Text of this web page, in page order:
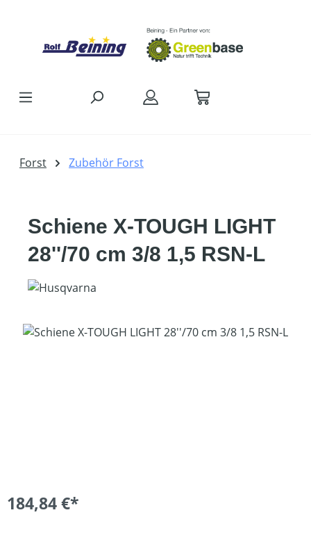
Forst Zubehör Forst
Schiene X-TOUGH LIGHT
28''/70 cm 3/8 1,5 RSN-L
Bildergalerie überspringen
184,84 €*